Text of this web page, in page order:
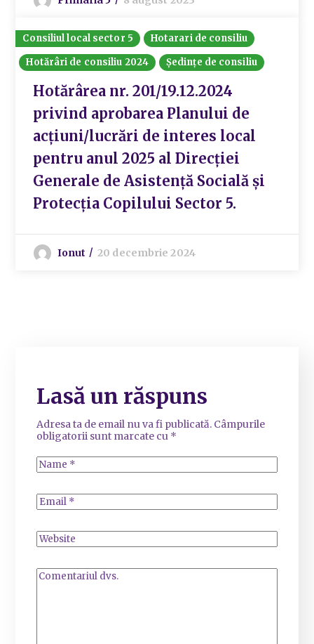
Consiliul local sector 5
Hotarari de consiliu
Hotărâri de consiliu 2024
Ședințe de consiliu
Hotărârea nr. 201/19.12.2024
privind aprobarea Planului de
acțiuni/lucrări de interes local
pentru anul 2025 al Direcției
Generale de Asistență Socială și
Protecția Copilului Sector 5.
Ionut 20 decembrie 2024
Lasă un răspuns
Adresa ta de email nu va fi publicată. Câmpurile
obligatorii sunt marcate cu *